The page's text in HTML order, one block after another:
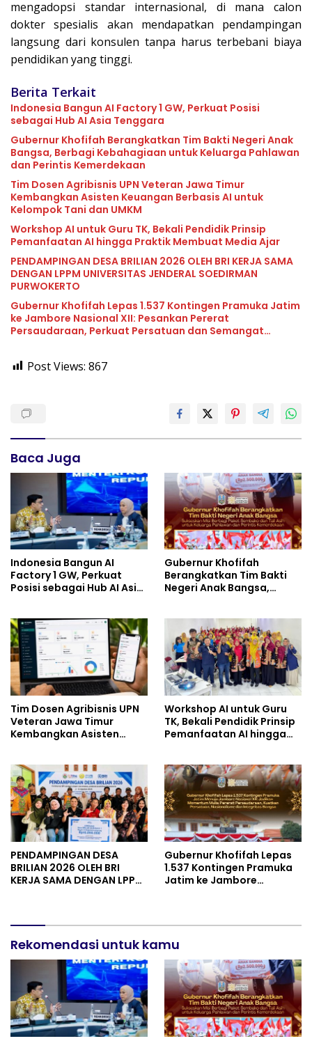
mengadopsi standar internasional, di mana calon
dokter spesialis akan mendapatkan pendampingan
langsung dari konsulen tanpa harus terbebani biaya
pendidikan yang tinggi.
Berita Terkait
Indonesia Bangun AI Factory 1 GW, Perkuat Posisi
sebagai Hub AI Asia Tenggara
Gubernur Khofifah Berangkatkan Tim Bakti Negeri Anak
Bangsa, Berbagi Kebahagiaan untuk Keluarga Pahlawan
dan Perintis Kemerdekaan
Tim Dosen Agribisnis UPN Veteran Jawa Timur
Kembangkan Asisten Keuangan Berbasis AI untuk
Kelompok Tani dan UMKM
Workshop AI untuk Guru TK, Bekali Pendidik Prinsip
Pemanfaatan AI hingga Praktik Membuat Media Ajar
PENDAMPINGAN DESA BRILIAN 2026 OLEH BRI KERJA SAMA
DENGAN LPPM UNIVERSITAS JENDERAL SOEDIRMAN
PURWOKERTO
Gubernur Khofifah Lepas 1.537 Kontingen Pramuka Jatim
ke Jambore Nasional XII: Pesankan Pererat
Persaudaraan, Perkuat Persatuan dan Semangat
Post Views: 867
Baca Juga
Indonesia Bangun AI
Factory 1 GW, Perkuat
Posisi sebagai Hub AI Asia
Gubernur Khofifah
Berangkatkan Tim Bakti
Negeri Anak Bangsa,
dan Perintis Kemerdekaan
Tim Dosen Agribisnis UPN
Veteran Jawa Timur
Kembangkan Asisten
UMKM
Workshop AI untuk Guru
TK, Bekali Pendidik Prinsip
Pemanfaatan AI hingga
PENDAMPINGAN DESA
BRILIAN 2026 OLEH BRI
KERJA SAMA DENGAN LPPM
Gubernur Khofifah Lepas
1.537 Kontingen Pramuka
Jatim ke Jambore
Semangat Nasionalisme
Rekomendasi untuk kamu